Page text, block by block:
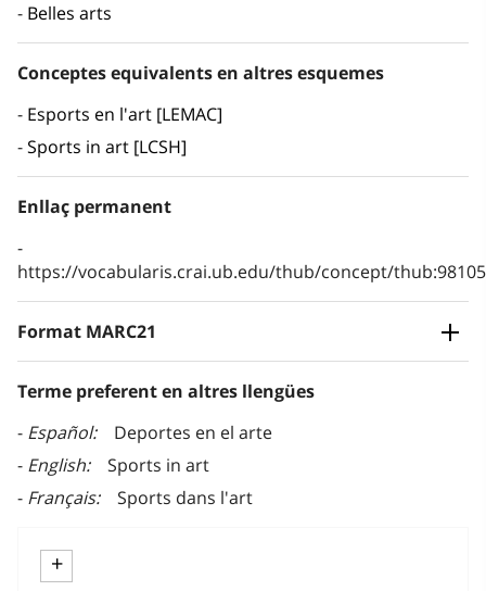
Belles arts
Conceptes equivalents en altres esquemes
Esports en l'art [LEMAC]
Sports in art [LCSH]
Enllaç permanent
https://vocabularis.crai.ub.edu/thub/concept/
Format MARC21
Terme preferent en altres llengües
Español
Deportes en el arte
English
Sports in art
Français
Sports dans l'art
+